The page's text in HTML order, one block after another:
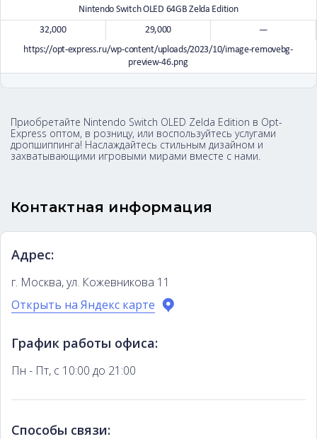
Nintendo Switch OLED 64GB Zelda Edition
32,000
29,000
—
https://opt-express.ru/wp-content/uploads/2023/10/image-removebg-
preview-46.png
Приобретайте Nintendo Switch OLED Zelda Edition в Opt-
Express оптом, в розницу, или воспользуйтесь услугами
дропшиппинга! Наслаждайтесь стильным дизайном и
захватывающими игровыми мирами вместе с нами.
Контактная информация
Адрес:
г. Москва, ул. Кожевникова 11
Открыть на Яндекс карте
График работы офиса:
Пн - Пт, с 10:00 до 21:00
Способы связи: